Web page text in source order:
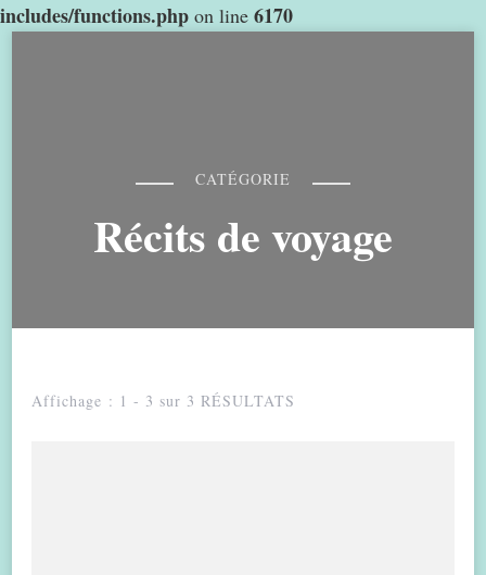
includes/functions.php on line 6170
CATÉGORIE
Récits de voyage
Affichage : 1 - 3 sur 3 RÉSULTATS